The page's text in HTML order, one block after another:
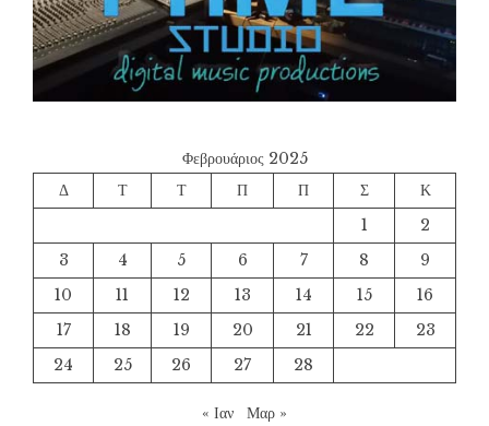
Φεβρουάριος 2025
Δ
Τ Τ Π Π Σ
Κ
1
2
3
4 5 6 7 8
9
10
11 12 13 14 15
16
17
18 19 20 21 22
23
24
25 26 27 28
« Ιαν Μαρ »